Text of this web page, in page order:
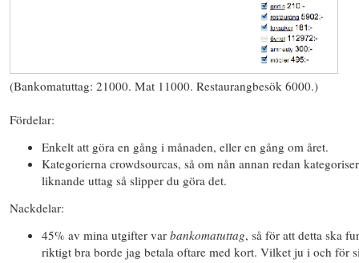
(Bankomatuttag: 21000. Mat 11000. Restaurangbesök 6000.)
Fördelar:
Enkelt att göra en gång i månaden, eller en gång om året.
Kategorierna crowdsourcas, så om nån annan redan
liknande uttag så slipper du göra det.
Nackdelar:
45% av mina utgifter var bankomatuttag, så för att detta ska
riktigt bra borde jag betala oftare med kort. Vilket ju i och för